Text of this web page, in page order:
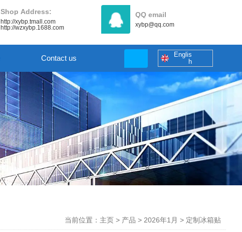
Shop Address:
http://xybp.tmall.com
http://wzxybp.1688.com
QQ email
xybp@qq.com
Contact us
Englis
h
当前位置：主页 > 产品 > 2026年1月 > 定制冰箱贴